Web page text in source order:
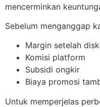
mencerminkan
Sebelum menganggap
Margin setelah
Komisi platform
Subsidi ongkir
Biaya promosi
Untuk memperjelas